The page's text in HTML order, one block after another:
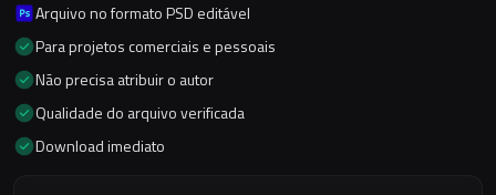
Arquivo no formato PSD editável
Para projetos comerciais e pessoais
Não precisa atribuir o autor
Qualidade do arquivo verificada
Download imediato